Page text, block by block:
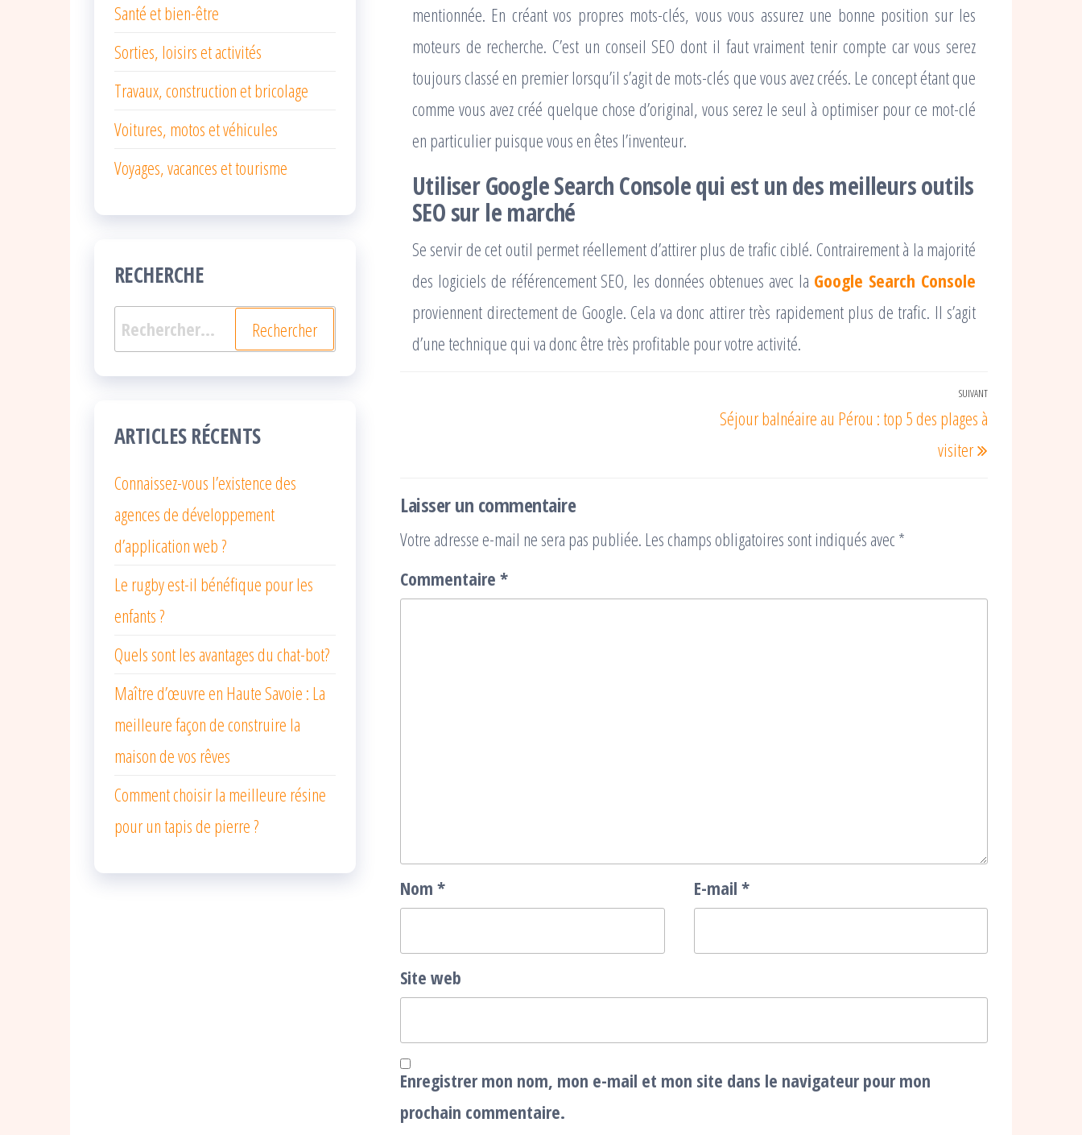
mentionnée. En créant vos propres mots-clés, vous vous assurez une bonne position sur les
moteurs de recherche. C’est un conseil SEO dont il faut vraiment tenir compte car vous serez
toujours classé en premier lorsqu’il s’agit de mots-clés que vous avez créés. Le concept étant que
comme vous avez créé quelque chose d’original, vous serez le seul à optimiser pour ce mot-clé
en particulier puisque vous en êtes l’inventeur.
Utiliser Google Search Console qui est un des meilleurs outils
SEO sur le marché
Se servir de cet outil permet réellement d’attirer plus de trafic ciblé. Contrairement à la majorité
des logiciels de référencement SEO, les données obtenues avec la Google Search Console
proviennent directement de Google. Cela va donc attirer très rapidement plus de trafic. Il s’agit
d’une technique qui va donc être très profitable pour votre activité.
Article
SUIVANT
Séjour balnéaire au Pérou : top 5 des plages à
visiter
Laisser un commentaire
Votre adresse e-mail ne sera pas publiée. Les champs obligatoires sont indiqués avec *
Commentaire *
Nom * E-mail *
Site web
Enregistrer mon nom, mon e-mail et mon site dans le navigateur pour mon
prochain commentaire.
Santé et bien-être
Sorties, loisirs et activités
Travaux, construction et bricolage
Voitures, motos et véhicules
Voyages, vacances et tourisme
RECHERCHE
Rechercher :
ARTICLES RÉCENTS
Connaissez-vous l’existence des
agences de développement
d’application web ?
Le rugby est-il bénéfique pour les
enfants ?
Quels sont les avantages du chat-bot?
Maître d’œuvre en Haute Savoie : La
meilleure façon de construire la
maison de vos rêves
Comment choisir la meilleure résine
pour un tapis de pierre ?